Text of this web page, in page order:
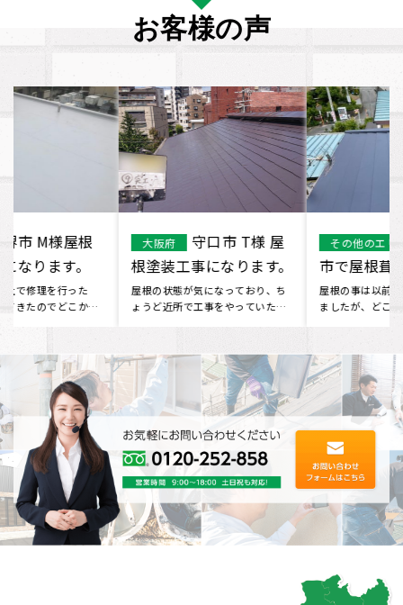
お客様の声
その他のエリア
和歌山
市で屋根葺き替え工事
を行いました。
屋根の事は以前から気になってい
ましたが、どこに問い合わせてい
交野市
交野市 屋根塗
装工事になります。
外から見ると自宅の屋根の塗装が
気になり、 ネットで色んな会社を